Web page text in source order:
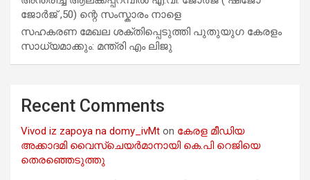
ജോർജ് ,50) ന്റെ സംസ്കാരം നാളെ
സഹകരണ മേഖല ശക്തിപ്പെടുത്തി പുതുയുഗ കേരളം
സാധ്യമാക്കും: മന്ത്രി എം ലിജു
Recent Comments
Vivod iz zapoya na domy_ivMt on കേരള മീഡിയ
അക്കാദമി വൈസ്ചെയർമാനായി കെ.പി റെജിയെ
തെരഞ്ഞെടുത്തു